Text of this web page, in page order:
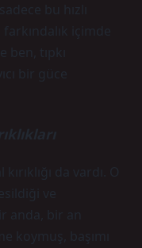
bu hızlı
farkındalık içimde
tıpkı
bir güce
da vardı. O
ve
anda, bir an
koymuş, başımı